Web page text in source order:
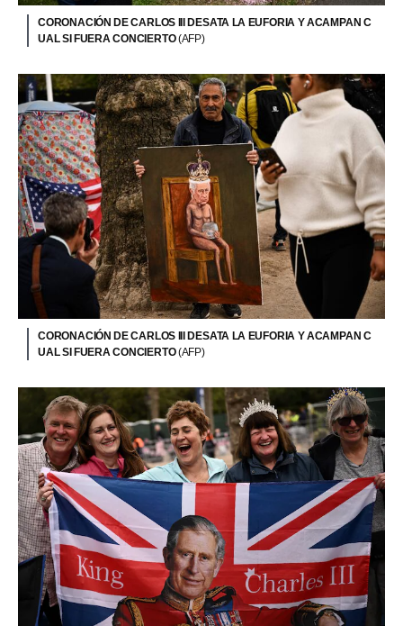
CORONACIÓN DE CARLOS III DESATA LA EUFORIA Y ACAMPAN C
UAL SI FUERA CONCIERTO(AFP)
CORONACIÓN DE CARLOS III DESATA LA EUFORIA Y ACAMPAN C
UAL SI FUERA CONCIERTO(AFP)